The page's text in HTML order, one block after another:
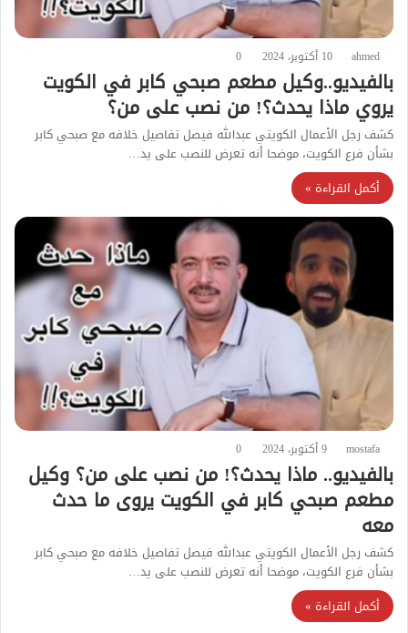
ahmed 10 أكتوبر، 2024 0
بالفيديو..وكيل مطعم صبحي كابر في الكويت
يروي ماذا يحدث؟! من نصب على من؟
كشف رجل الأعمال الكويتي عبدالله فيصل تفاصيل خلافه مع صبحي كابر
بشأن فرع الكويت، موضحا أنه تعرض للنصب على يد…
أكمل القراءة »
mostafa 9 أكتوبر، 2024 0
بالفيديو.. ماذا يحدث؟! من نصب على من؟ وكيل
مطعم صبحي كابر في الكويت يروى ما حدث
معه
كشف رجل الأعمال الكويتي عبدالله فيصل تفاصيل خلافه مع صبحي كابر
بشأن فرع الكويت، موضحا أنه تعرض للنصب على يد…
أكمل القراءة »